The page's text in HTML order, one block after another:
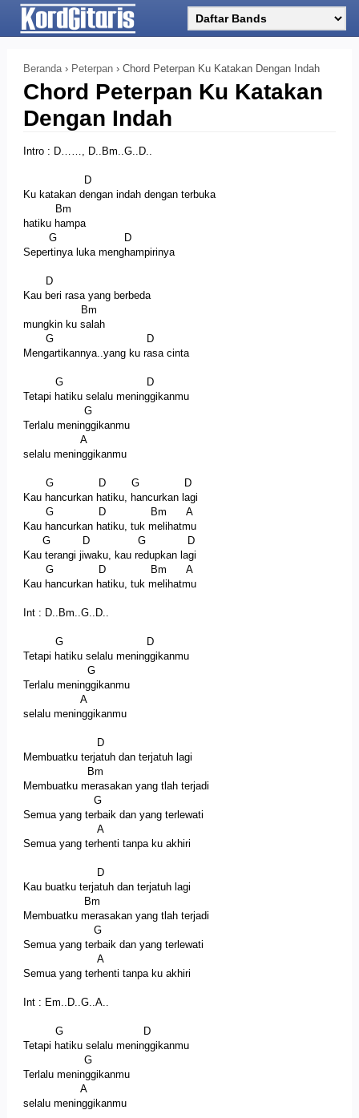
Beranda › Peterpan › Chord Peterpan Ku Katakan Dengan Indah
Chord Peterpan Ku Katakan
Dengan Indah
Intro : D……, D..Bm..G..D..
D
Ku katakan dengan indah dengan terbuka
Bm
hatiku hampa
G D
Sepertinya luka menghampirinya
D
Kau beri rasa yang berbeda
Bm
mungkin ku salah
G D
Mengartikannya..yang ku rasa cinta
G D
Tetapi hatiku selalu meninggikanmu
G
Terlalu meninggikanmu
A
selalu meninggikanmu
G D G D
Kau hancurkan hatiku, hancurkan lagi
G D Bm A
Kau hancurkan hatiku, tuk melihatmu
G D G D
Kau terangi jiwaku, kau redupkan lagi
G D Bm A
Kau hancurkan hatiku, tuk melihatmu
Int : D..Bm..G..D..
G D
Tetapi hatiku selalu meninggikanmu
G
Terlalu meninggikanmu
A
selalu meninggikanmu
D
Membuatku terjatuh dan terjatuh lagi
Bm
Membuatku merasakan yang tlah terjadi
G
Semua yang terbaik dan yang terlewati
A
Semua yang terhenti tanpa ku akhiri
D
Kau buatku terjatuh dan terjatuh lagi
Bm
Membuatku merasakan yang tlah terjadi
G
Semua yang terbaik dan yang terlewati
A
Semua yang terhenti tanpa ku akhiri
Int : Em..D..G..A..
G D
Tetapi hatiku selalu meninggikanmu
G
Terlalu meninggikanmu
A
selalu meninggikanmu